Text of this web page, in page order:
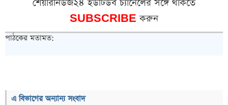
শেয়ারনিউজ২৪ ইউটিউব চ্যানেলের সঙ্গে থাকতে
SUBSCRIBEকরুন
পাঠকের মতামত:
এ বিভাগের অন্যান্য সংবাদ